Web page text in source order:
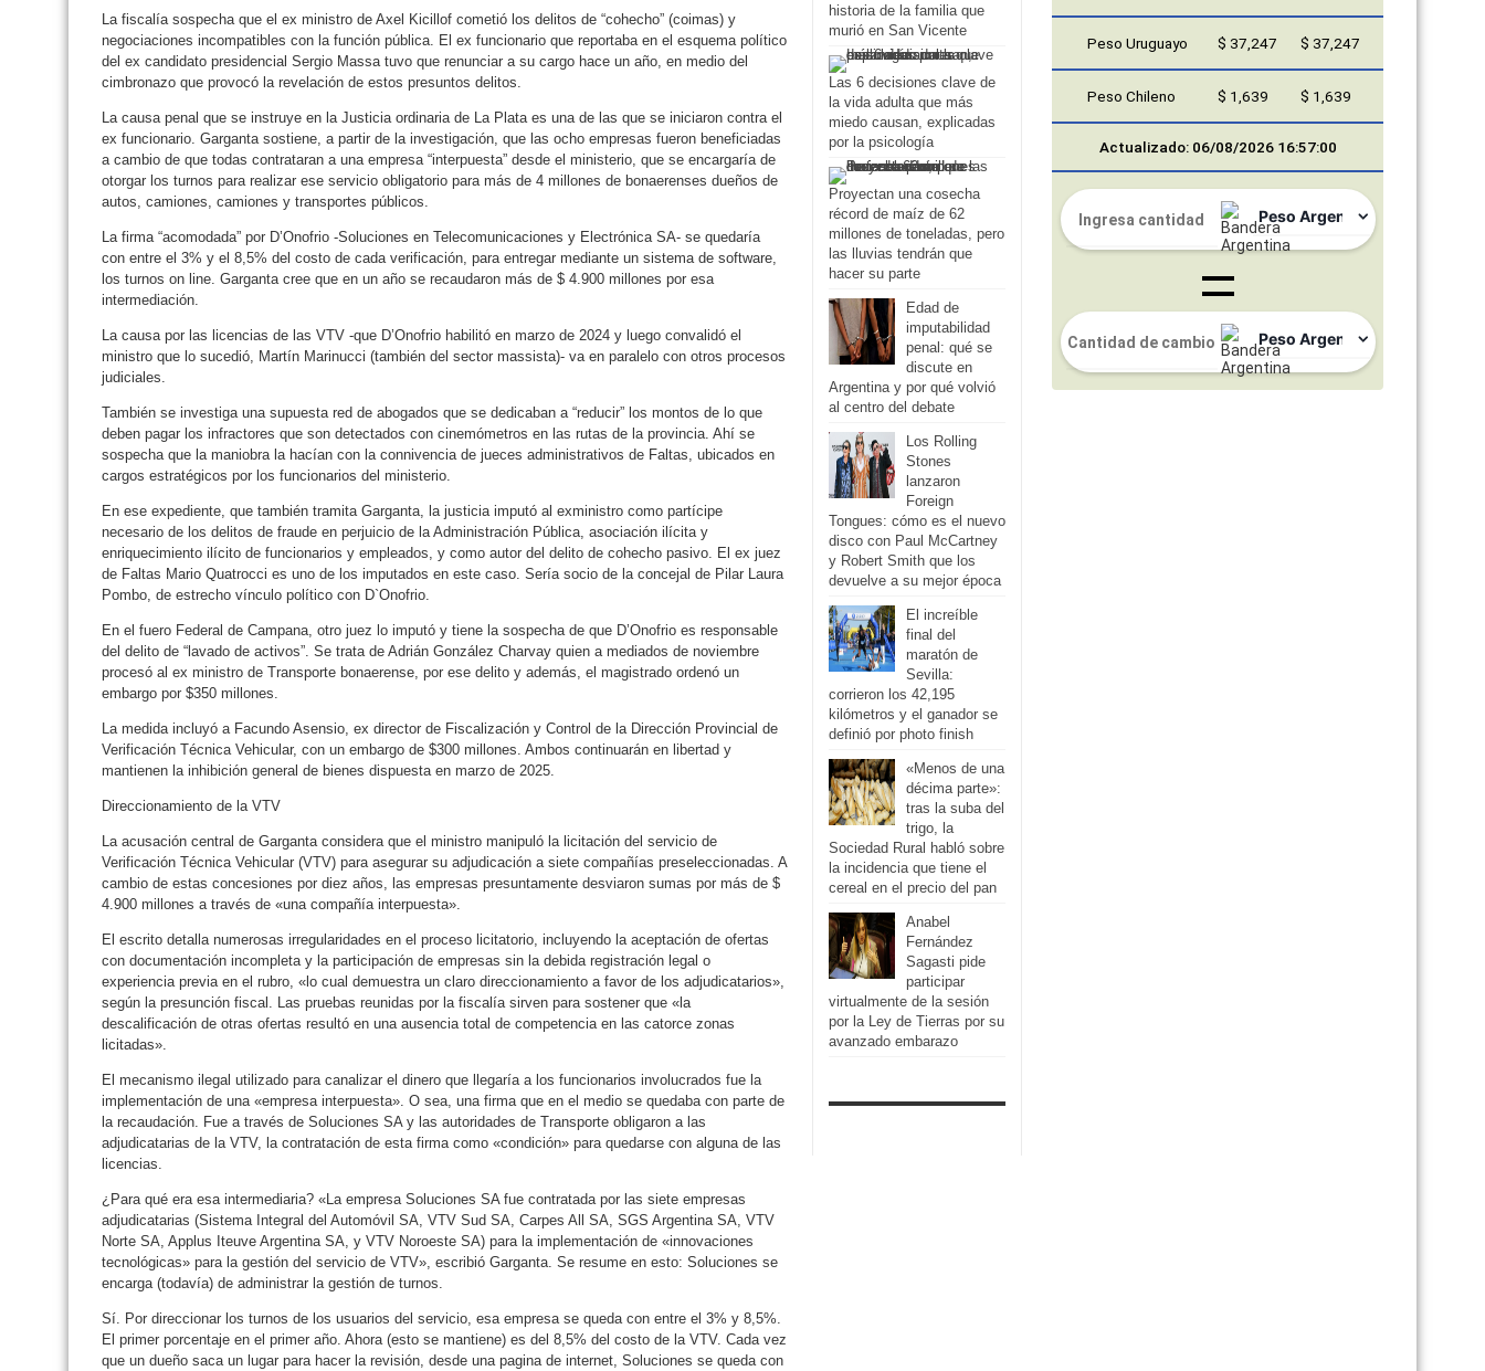
La fiscalía sospecha que el ex ministro de Axel Kicillof cometió los delitos de “cohecho” (coimas) y
negociaciones incompatibles con la función pública. El ex funcionario que reportaba en el esquema político
del ex candidato presidencial Sergio Massa tuvo que renunciar a su cargo hace un año, en medio del
cimbronazo que provocó la revelación de estos presuntos delitos.
La causa penal que se instruye en la Justicia ordinaria de La Plata es una de las que se iniciaron contra el
ex funcionario. Garganta sostiene, a partir de la investigación, que las ocho empresas fueron beneficiadas
a cambio de que todas contrataran a una empresa “interpuesta” desde el ministerio, que se encargaría de
otorgar los turnos para realizar ese servicio obligatorio para más de 4 millones de bonaerenses dueños de
autos, camiones, camiones y transportes públicos.
La firma “acomodada” por D’Onofrio -Soluciones en Telecomunicaciones y Electrónica SA- se quedaría
con entre el 3% y el 8,5% del costo de cada verificación, para entregar mediante un sistema de software,
los turnos on line. Garganta cree que en un año se recaudaron más de $ 4.900 millones por esa
intermediación.
La causa por las licencias de las VTV -que D’Onofrio habilitó en marzo de 2024 y luego convalidó el
ministro que lo sucedió, Martín Marinucci (también del sector massista)- va en paralelo con otros procesos
judiciales.
También se investiga una supuesta red de abogados que se dedicaban a “reducir” los montos de lo que
deben pagar los infractores que son detectados con cinemómetros en las rutas de la provincia. Ahí se
sospecha que la maniobra la hacían con la connivencia de jueces administrativos de Faltas, ubicados en
cargos estratégicos por los funcionarios del ministerio.
En ese expediente, que también tramita Garganta, la justicia imputó al exministro como partícipe
necesario de los delitos de fraude en perjuicio de la Administración Pública, asociación ilícita y
enriquecimiento ilícito de funcionarios y empleados, y como autor del delito de cohecho pasivo. El ex juez
de Faltas Mario Quatrocci es uno de los imputados en este caso. Sería socio de la concejal de Pilar Laura
Pombo, de estrecho vínculo político con D`Onofrio.
En el fuero Federal de Campana, otro juez lo imputó y tiene la sospecha de que D’Onofrio es responsable
del delito de “lavado de activos”. Se trata de Adrián González Charvay quien a mediados de noviembre
procesó al ex ministro de Transporte bonaerense, por ese delito y además, el magistrado ordenó un
embargo por $350 millones.
La medida incluyó a Facundo Asensio, ex director de Fiscalización y Control de la Dirección Provincial de
Verificación Técnica Vehicular, con un embargo de $300 millones. Ambos continuarán en libertad y
mantienen la inhibición general de bienes dispuesta en marzo de 2025.
Direccionamiento de la VTV
La acusación central de Garganta considera que el ministro manipuló la licitación del servicio de
Verificación Técnica Vehicular (VTV) para asegurar su adjudicación a siete compañías preseleccionadas. A
cambio de estas concesiones por diez años, las empresas presuntamente desviaron sumas por más de $
4.900 millones a través de «una compañía interpuesta».
El escrito detalla numerosas irregularidades en el proceso licitatorio, incluyendo la aceptación de ofertas
con documentación incompleta y la participación de empresas sin la debida registración legal o
experiencia previa en el rubro, «lo cual demuestra un claro direccionamiento a favor de los adjudicatarios»,
según la presunción fiscal. Las pruebas reunidas por la fiscalía sirven para sostener que «la
descalificación de otras ofertas resultó en una ausencia total de competencia en las catorce zonas
licitadas».
El mecanismo ilegal utilizado para canalizar el dinero que llegaría a los funcionarios involucrados fue la
implementación de una «empresa interpuesta». O sea, una firma que en el medio se quedaba con parte de
la recaudación. Fue a través de Soluciones SA y las autoridades de Transporte obligaron a las
adjudicatarias de la VTV, la contratación de esta firma como «condición» para quedarse con alguna de las
licencias.
¿Para qué era esa intermediaria? «La empresa Soluciones SA fue contratada por las siete empresas
adjudicatarias (Sistema Integral del Automóvil SA, VTV Sud SA, Carpes All SA, SGS Argentina SA, VTV
Norte SA, Applus Iteuve Argentina SA, y VTV Noroeste SA) para la implementación de «innovaciones
tecnológicas» para la gestión del servicio de VTV», escribió Garganta. Se resume en esto: Soluciones se
encarga (todavía) de administrar la gestión de turnos.
Sí. Por direccionar los turnos de los usuarios del servicio, esa empresa se queda con entre el 3% y 8,5%.
El primer porcentaje en el primer año. Ahora (esto se mantiene) es del 8,5% del costo de la VTV. Cada vez
que un dueño saca un lugar para hacer la revisión, desde una pagina de internet, Soluciones se queda con
historia de la familia que
murió en San Vicente
Las 6 decisiones clave de
la vida adulta que más
miedo causan, explicadas
por la psicología
Proyectan una cosecha
récord de maíz de 62
millones de toneladas, pero
las lluvias tendrán que
hacer su parte
Edad de
imputabilidad
penal: qué se
discute en
Argentina y por qué volvió
al centro del debate
Los Rolling
Stones
lanzaron
Foreign
Tongues: cómo es el nuevo
disco con Paul McCartney
y Robert Smith que los
devuelve a su mejor época
El increíble
final del
maratón de
Sevilla:
corrieron los 42,195
kilómetros y el ganador se
definió por photo finish
«Menos de una
décima parte»:
tras la suba del
trigo, la
Sociedad Rural habló sobre
la incidencia que tiene el
cereal en el precio del pan
Anabel
Fernández
Sagasti pide
participar
virtualmente de la sesión
por la Ley de Tierras por su
avanzado embarazo
Peso Uruguayo $ 37,247 $ 37,247
Peso Chileno $ 1,639 $ 1,639
Actualizado: 06/08/2026 16:57:00